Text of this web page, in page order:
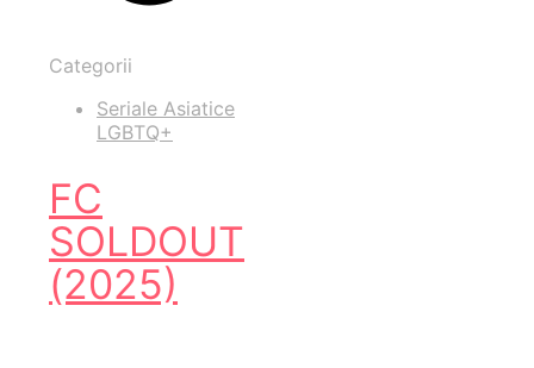
Categorii
Seriale Asiatice
LGBTQ+
FC
SOLDOUT
(2025)